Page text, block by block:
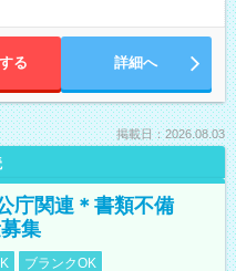
る 詳細へ
掲載日：2026.08.03
関連＊書類不備
集
ブランクOK